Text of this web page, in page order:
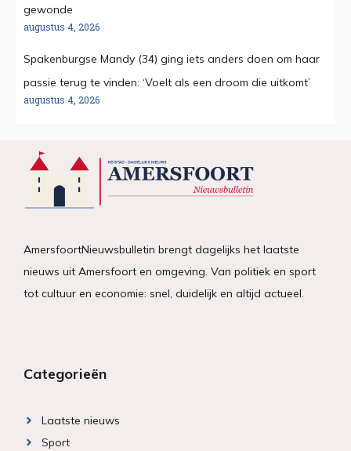
gewonde
augustus 4, 2026
Spakenburgse Mandy (34) ging iets anders doen om haar
passie terug te vinden: ‘Voelt als een droom die uitkomt’
augustus 4, 2026
AmersfoortNieuwsbulletin brengt dagelijks het laatste
nieuws uit Amersfoort en omgeving. Van politiek en sport
tot cultuur en economie: snel, duidelijk en altijd actueel.
Categorieën
Laatste nieuws
Sport